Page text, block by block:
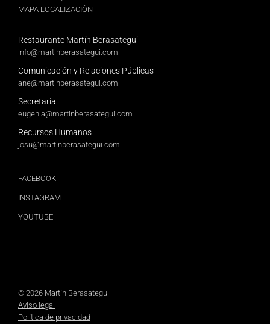
MAPA LOCALIZACIÓN
Restaurante Martín Berasategui
info@martinberasategui.com
Comunicación y Relaciones Públicas
ane@martinberasategui.com
Secretaría
eugenia@martinberasategui.com
Recursos Humanos
josu@martinberasategui.com
FACEBOOK
INSTAGRAM
YOUTUBE
© 2026 Martín Berasategui
Aviso legal
Política de privacidad